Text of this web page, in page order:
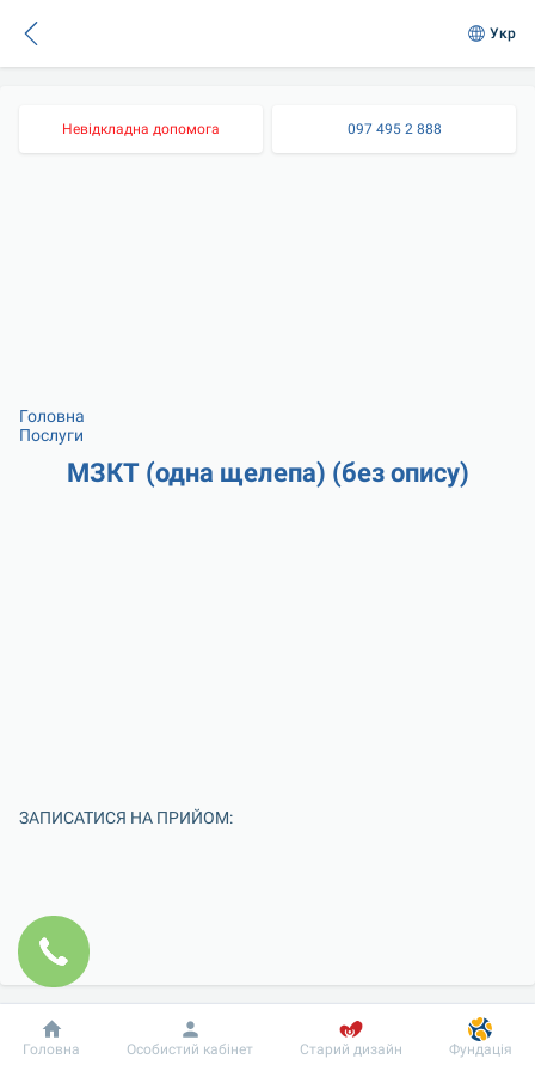
Укр
Невідкладна допомога 097 495 2 888
Головна
Послуги
МЗКТ (одна щелепа) (без опису)
ЗАПИСАТИСЯ НА ПРИЙОМ:
Добробут Інформація Пацієнту
Головна Особистий кабінет Старий дизайн Фундація